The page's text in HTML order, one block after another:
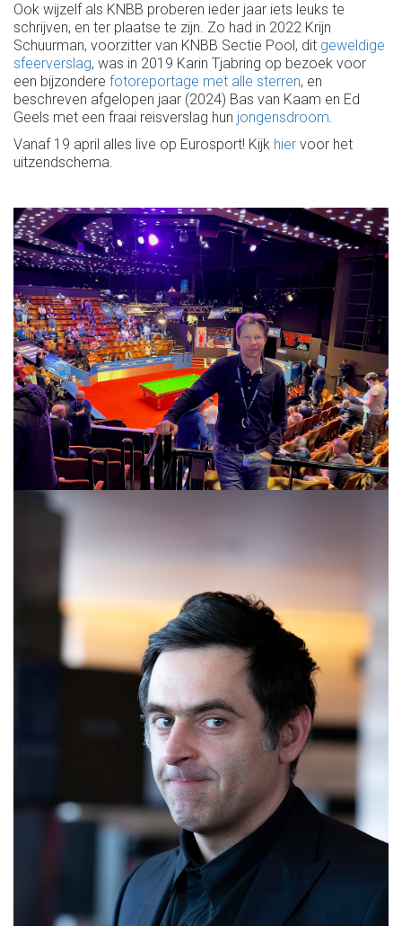
Ook wijzelf als KNBB proberen ieder jaar iets leuks te
schrijven, en ter plaatse te zijn. Zo had in 2022 Krijn
Schuurman, voorzitter van KNBB Sectie Pool, dit geweldige
sfeerverslag, was in 2019 Karin Tjabring op bezoek voor
een bijzondere fotoreportage met alle sterren, en
beschreven afgelopen jaar (2024) Bas van Kaam en Ed
Geels met een fraai reisverslag hun jongensdroom.
Vanaf 19 april alles live op Eurosport! Kijk hier voor het
uitzendschema.